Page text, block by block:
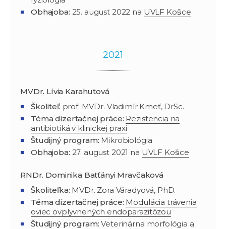
Obhajoba: 25. august 2022 na UVLF Košice
2021
MVDr. Lívia Karahutová
Školiteľ: prof. MVDr. Vladimír Kmeť, DrSc.
Téma dizertačnej práce: Rezistencia na
antibiotiká v klinickej praxi
Študijný program: Mikrobiológia
Obhajoba: 27. august 2021 na UVLF Košice
RNDr. Dominika Batťányi Mravčaková
Školiteľka: MVDr. Zora Váradyová, PhD.
Téma dizertačnej práce: Modulácia trávenia
oviec ovplyvnených endoparazitózou
Študijný program: Veterinárna morfológia a